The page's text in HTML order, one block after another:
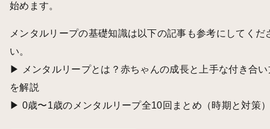
始めます。
メンタルリープの基礎知識は以下の記事も参考にしてくだ
い。
▶︎
メンタルリープとは？赤ちゃんの成長と上手な付き合い
を解説
▶︎ 0歳〜1歳のメンタルリープ全10回まとめ（時期と対策